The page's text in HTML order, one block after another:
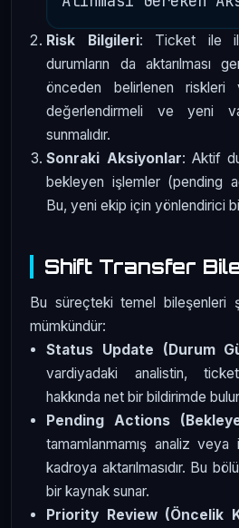
Risk Bilgileri: Ticket ile
durumların da aktarılması
önceden belirlenen riskleri
değerlendirmeli ve yeni
sunmalıdır.
Sonraki Aksiyonlar: Aktif
bekleyen işlemler (pending
Bu, yeni ekip için yönlendirici
Shift Transfer
Bu süreçteki temel bileşenleri
mümkündür:
Status Update (Durum
vardiyadaki analistin,
hakkında net bir bildirimde
Pending Actions
tamamlanmamış analiz veya
kadroya aktarılmasıdır. Bu
bir kaynak sunar.
Priority Review (Öncelik